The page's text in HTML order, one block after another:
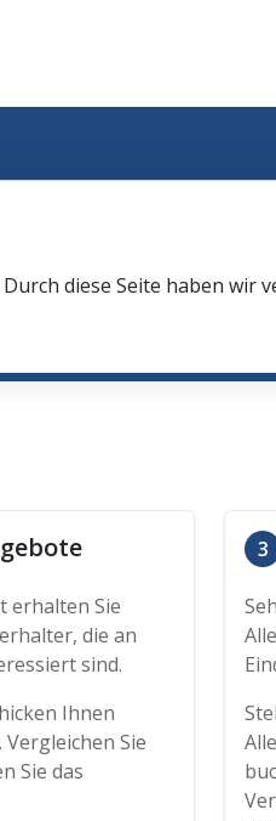
diese Seite haben wir
erhalten Sie
die an
sind.
Ihnen
Sie
Sie das
3